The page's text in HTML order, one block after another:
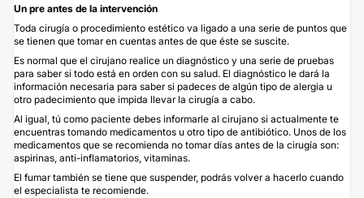
Un pre antes de la intervención
Toda cirugía o procedimiento estético va ligado a una serie de puntos que
se tienen que tomar en cuentas antes de que éste se suscite.
Es normal que el cirujano realice un diagnóstico y una serie de pruebas
para saber si todo está en orden con su salud. El diagnóstico le dará la
información necesaria para saber si padeces de algún tipo de alergia u
otro padecimiento que impida llevar la cirugía a cabo.
Al igual, tú como paciente debes informarle al cirujano si actualmente te
encuentras tomando medicamentos u otro tipo de antibiótico. Unos de los
medicamentos que se recomienda no tomar días antes de la cirugía son:
aspirinas, anti-inflamatorios, vitaminas.
El fumar también se tiene que suspender, podrás volver a hacerlo cuando
el especialista te recomiende.